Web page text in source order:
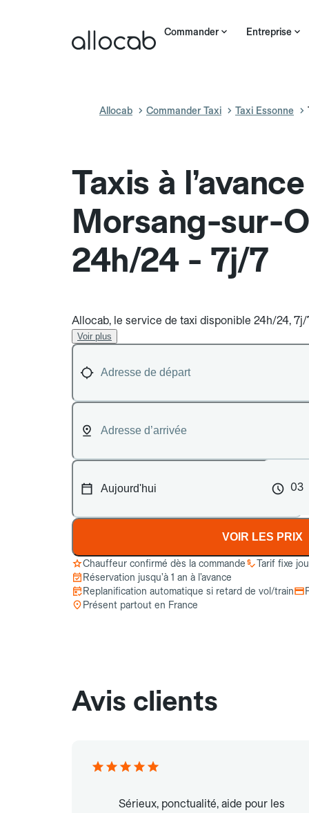
Commander Entreprise
Allocab Commander Taxi Taxi Essonne
Taxis à
Morsang-sur-
24h/24 - 7j/7
Allocab, le service de taxi disponible 24h/24,
Voir plus
03
VOIR LES PRIX
Chauffeur confirmé dès la commande
Tarif fixe
Réservation jusqu’à 1 an à l’avance
Replanification automatique si retard de vol/train
Présent partout en France
Avis clients
Sérieux, ponctualité, aide pour les